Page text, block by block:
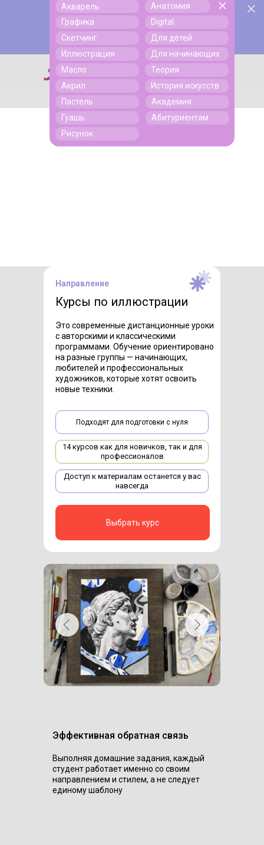
Поиск
Поиск
Акварель
Графика
Скетчинг
Иллюстрация
Масло
Акрил
Пастель
Гуашь
Рисунок
Анатомия
Digital
Для детей
Для начинающих
Теория
История искусств
Академия
Абитуриентам
Курсы по иллюстрации
Направление
Это современные дистанционные уроки
с авторскими и классическими
программами. Обучение ориентировано
на разные группы — начинающих,
любителей и профессиональных
художников, которые хотят освоить
новые техники.
Подходят для подготовки с нуля
Доступ к материалам останется у вас
навсегда
Выбрать курс
14 курсов как для новичков, так и для
профессионалов
Выполняя домашние задания, каждый
студент работает именно со своим
направлением и стилем, а не следует
единому шаблону
Эффективная обратная связь